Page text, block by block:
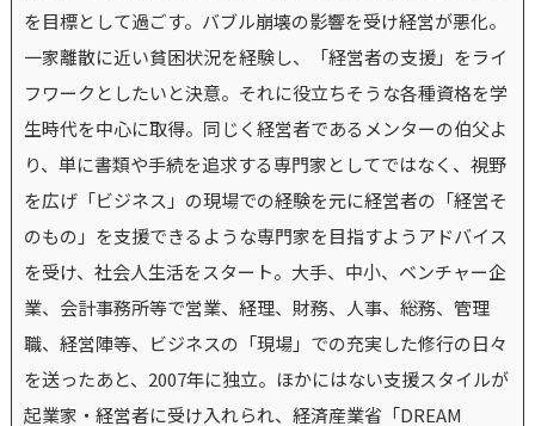
を目標として過ごす。バブル崩壊の影響を受け経営が悪化。
一家離散に近い貧困状況を経験し、「経営者の支援」をライ
フワークとしたいと決意。それに役立ちそうな各種資格を学
生時代を中心に取得。同じく経営者であるメンターの伯父よ
り、単に書類や手続を追求する専門家としてではなく、視野
を広げ「ビジネス」の現場での経験を元に経営者の「経営そ
のもの」を支援できるような専門家を目指すようアドバイス
を受け、社会人生活をスタート。大手、中小、ベンチャー企
業、会計事務所等で営業、経理、財務、人事、総務、管理
職、経営陣等、ビジネスの「現場」での充実した修行の日々
を送ったあと、2007年に独立。ほかにはない支援スタイルが
起業家・経営者に受け入れられ、経済産業省「DREAM